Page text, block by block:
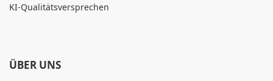
KI-Qualitätsversprechen
ÜBER UNS